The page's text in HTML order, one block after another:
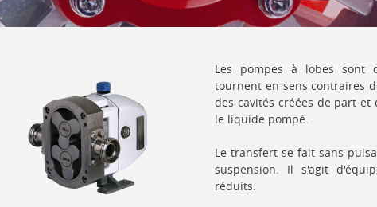
Les pompes à lobes sont
tournent en sens contraires
des cavités créées de part
le liquide pompé.
Le transfert se fait sans
suspension. Il s'agit
réduits.